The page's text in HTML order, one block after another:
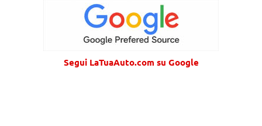
Segui LaTuaAuto.com su Google